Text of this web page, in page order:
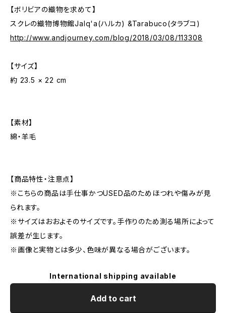
【ボリビアの織物を求めて】
スクレの織物博物館Jalq'a(ハルカ) &Tarabuco(タラブコ)
http://www.andjourney.com/blog/2018/03/08/113308
【サイズ】
約 23.5 × 22 cm
【素材】
綿・羊毛
【商品特性・注意点】
※こちらの商品は手仕事かつUSED品のためほつれや傷みが見
られます。
※サイズはおおよそのサイズです。手作りのため測る場所によって
誤差が生じます。
※画像と実物とは多少、色味が異なる場合がございます。
International shipping available
Add to cart